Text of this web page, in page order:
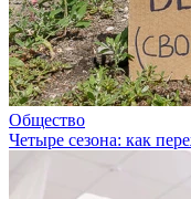
Общество
Четыре сезона: как